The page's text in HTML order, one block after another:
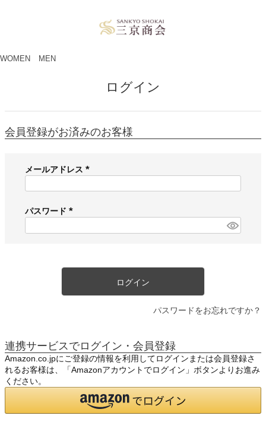
WOMEN MEN
ログイン
会員登録がお済みのお客様
メールアドレス
必
)
パスワード
必
ログイン
パスワードをお忘れですか？
連携サービスでログイン・会員登録
Amazon.co.jpにご登録の情報を利用してログインまたは会員登録さ
れるお客様は、「Amazonアカウントでログイン」ボタンよりお進み
ください。